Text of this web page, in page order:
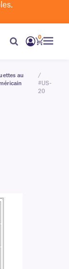
0
au
/
#US-
20